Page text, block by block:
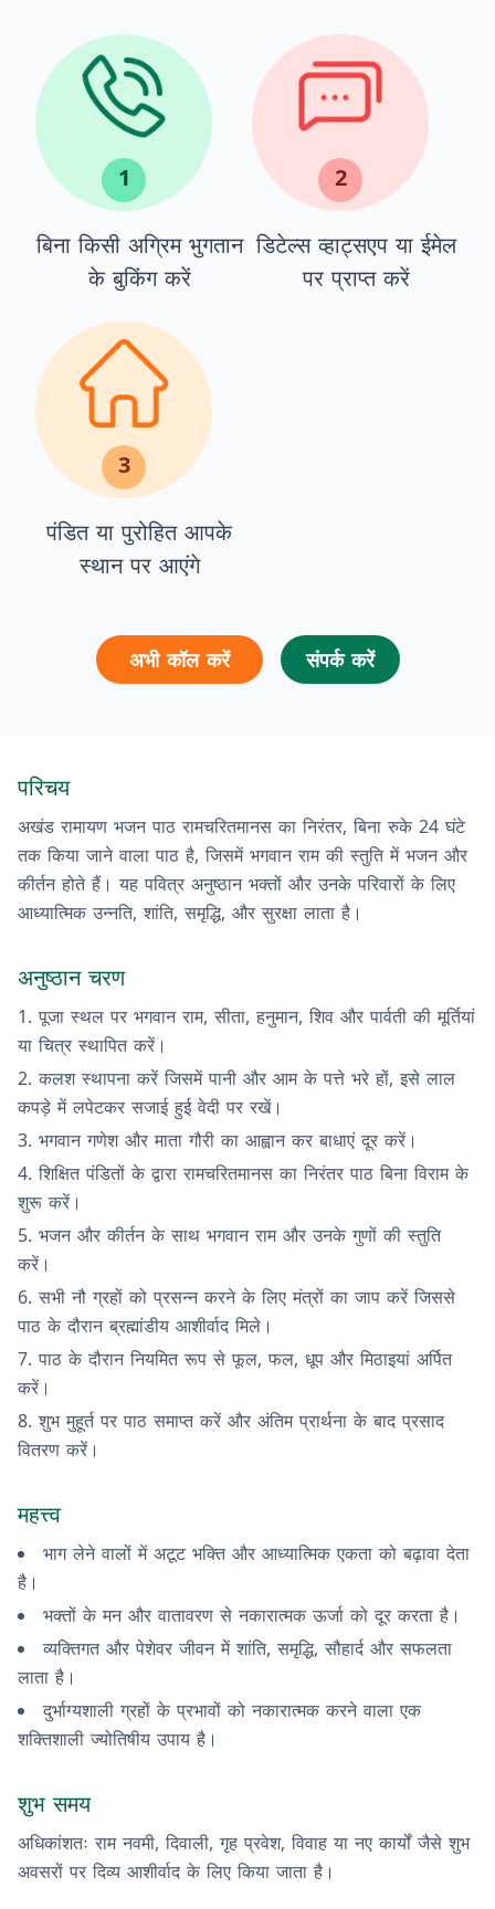
1
बिना किसी अग्रिम भुगतान
के बुकिंग करें
2
डिटेल्स व्हाट्सएप या ईमेल
पर प्राप्त करें
3
पंडित या पुरोहित आपके
स्थान पर आएंगे
अभी कॉल करें संपर्क करें
परिचय
अखंड रामायण भजन पाठ रामचरितमानस का निरंतर, बिना रुके 24 घंटे
तक किया जाने वाला पाठ है, जिसमें भगवान राम की स्तुति में भजन और
कीर्तन होते हैं। यह पवित्र अनुष्ठान भक्तों और उनके परिवारों के लिए
आध्यात्मिक उन्नति, शांति, समृद्धि, और सुरक्षा लाता है।
अनुष्ठान चरण
पूजा स्थल पर भगवान राम, सीता, हनुमान, शिव और पार्वती की मूर्तियां
या चित्र स्थापित करें।
कलश स्थापना करें जिसमें पानी और आम के पत्ते भरे हों, इसे लाल
कपड़े में लपेटकर सजाई हुई वेदी पर रखें।
भगवान गणेश और माता गौरी का आह्वान कर बाधाएं दूर करें।
शिक्षित पंडितों के द्वारा रामचरितमानस का निरंतर पाठ बिना विराम के
शुरू करें।
भजन और कीर्तन के साथ भगवान राम और उनके गुणों की स्तुति
करें।
सभी नौ ग्रहों को प्रसन्न करने के लिए मंत्रों का जाप करें जिससे
पाठ के दौरान ब्रह्मांडीय आशीर्वाद मिले।
पाठ के दौरान नियमित रूप से फूल, फल, धूप और मिठाइयां अर्पित
करें।
शुभ मुहूर्त पर पाठ समाप्त करें और अंतिम प्रार्थना के बाद प्रसाद
वितरण करें।
महत्त्व
भाग लेने वालों में अटूट भक्ति और आध्यात्मिक एकता को बढ़ावा देता
है।
भक्तों के मन और वातावरण से नकारात्मक ऊर्जा को दूर करता है।
व्यक्तिगत और पेशेवर जीवन में शांति, समृद्धि, सौहार्द और सफलता
लाता है।
दुर्भाग्यशाली ग्रहों के प्रभावों को नकारात्मक करने वाला एक
शक्तिशाली ज्योतिषीय उपाय है।
शुभ समय
अधिकांशतः राम नवमी, दिवाली, गृह प्रवेश, विवाह या नए कार्यों जैसे शुभ
अवसरों पर दिव्य आशीर्वाद के लिए किया जाता है।